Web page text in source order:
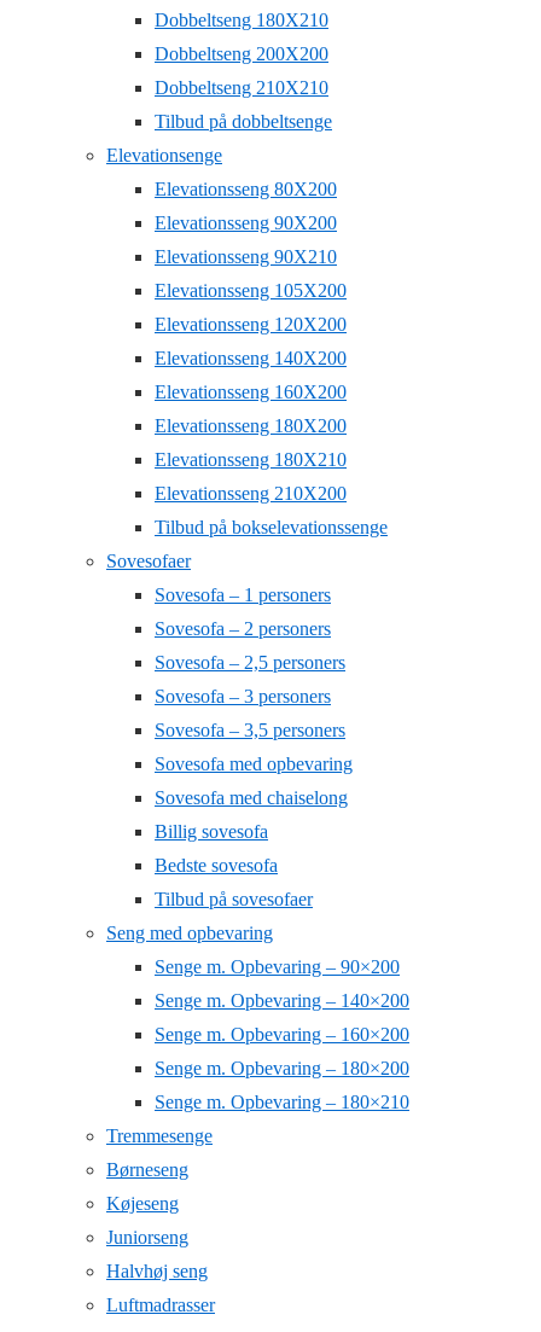
Dobbeltseng 180X210
Dobbeltseng 200X200
Dobbeltseng 210X210
Tilbud på dobbeltsenge
Elevationsenge
Elevationsseng 80X200
Elevationsseng 90X200
Elevationsseng 90X210
Elevationsseng 105X200
Elevationsseng 120X200
Elevationsseng 140X200
Elevationsseng 160X200
Elevationsseng 180X200
Elevationsseng 180X210
Elevationsseng 210X200
Tilbud på bokselevationssenge
Sovesofaer
Sovesofa – 1 personers
Sovesofa – 2 personers
Sovesofa – 2,5 personers
Sovesofa – 3 personers
Sovesofa – 3,5 personers
Sovesofa med opbevaring
Sovesofa med chaiselong
Billig sovesofa
Bedste sovesofa
Tilbud på sovesofaer
Seng med opbevaring
Senge m. Opbevaring – 90×200
Senge m. Opbevaring – 140×200
Senge m. Opbevaring – 160×200
Senge m. Opbevaring – 180×200
Senge m. Opbevaring – 180×210
Tremmesenge
Børneseng
Køjeseng
Juniorseng
Halvhøj seng
Luftmadrasser